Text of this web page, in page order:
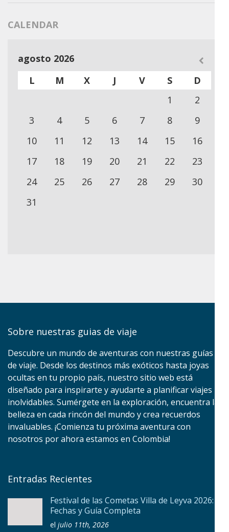
CALENDAR
agosto 2026
L
M X J V S
D
1
2
3
4 5 6 7 8
9
10
11 12 13 14 15
16
17
18 19 20 21 22
23
24
25 26 27 28 29
30
31
Sobre nuestras guias de viaje
Descubre un mundo de aventuras con nuestras guías
de viaje. Desde los destinos más exóticos hasta joyas
ocultas en tu propio país, nuestro sitio web está
diseñado para inspirarte y ayudarte a planificar viajes
inolvidables. Sumérgete en la exploración, encuentra la
belleza en cada rincón del mundo y crea recuerdos
invaluables. ¡Comienza tu próxima aventura con
nosotros por ahora estamos en Colombia!
Entradas Recientes
Festival de las Cometas Villa de Leyva 2026:
Fechas y Guía Completa
el julio 11th, 2026